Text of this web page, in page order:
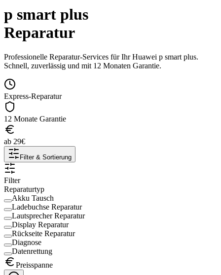
p smart plus
Reparatur
Professionelle Reparatur-Services für IhrHuawei p smart plus.
Schnell, zuverlässig und mit 12 Monaten Garantie.
Express-Reparatur
12 Monate Garantie
ab 29€
Filter & Sortierung
Filter
Reparaturtyp
Akku Tausch
Ladebuchse Reparatur
Lautsprecher Reparatur
Display Reparatur
Rückseite Reparatur
Diagnose
Datenrettung
Preisspanne